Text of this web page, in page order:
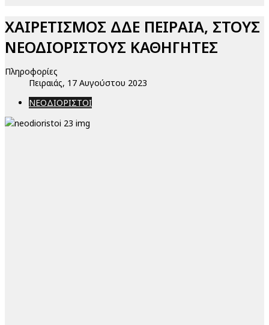
ΧΑΙΡΕΤΙΣΜΟΣ ΔΔΕ ΠΕΙΡΑΙΑ, ΣΤΟΥΣ
ΝΕΟΔΙΟΡΙΣΤΟΥΣ ΚΑΘΗΓΗΤΕΣ
Πληροφορίες
Πειραιάς, 17 Αυγούστου 2023
ΝΕΟΔΙΟΡΙΣΤΟΙ